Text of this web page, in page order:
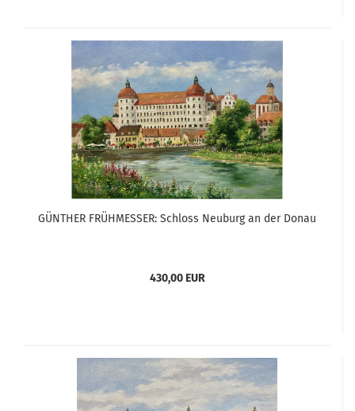
GÜNTHER FRÜHMESSER: Schloss Neuburg an der Donau
430,00 EUR